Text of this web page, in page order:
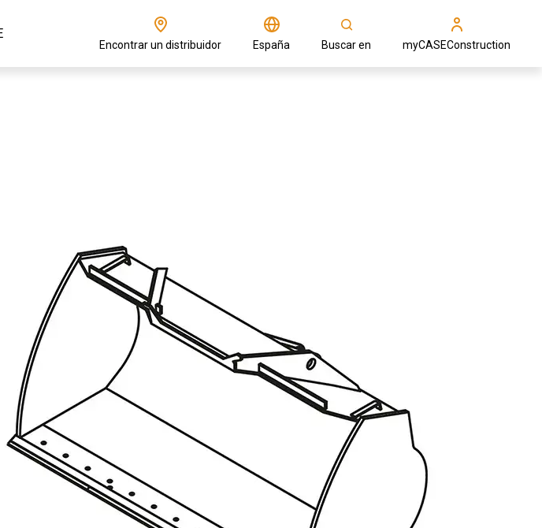
Encontrar un distribuidor España Buscar en myCASEConstruction